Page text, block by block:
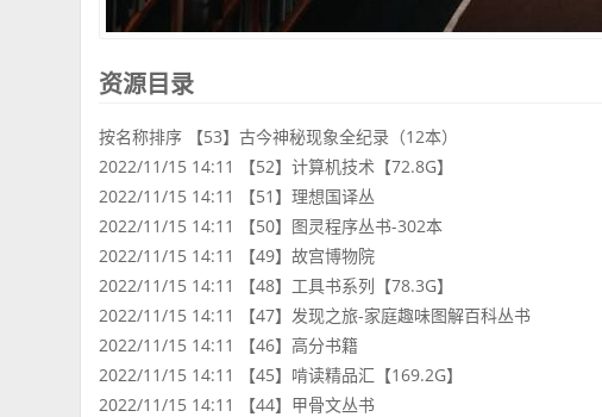
资源目录
按名称排序 【53】古今神秘现象全纪录（12本）
2022/11/15 14:11 【52】计算机技术【72.8G】
2022/11/15 14:11 【51】理想国译丛
2022/11/15 14:11 【50】图灵程序丛书-302本
2022/11/15 14:11 【49】故宫博物院
2022/11/15 14:11 【48】工具书系列【78.3G】
2022/11/15 14:11 【47】发现之旅-家庭趣味图解百科丛书
2022/11/15 14:11 【46】高分书籍
2022/11/15 14:11 【45】啃读精品汇【169.2G】
2022/11/15 14:11 【44】甲骨文丛书